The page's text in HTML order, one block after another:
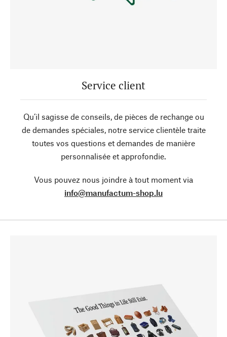
Service client
Qu’il sagisse de conseils, de pièces de rechange ou
de demandes spéciales, notre service clientèle traite
toutes vos questions et demandes de manière
personnalisée et approfondie.
Vous pouvez nous joindre à tout moment via
info@manufactum-shop.lu